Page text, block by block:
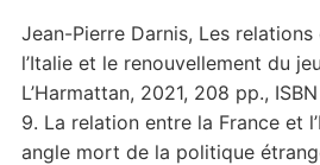
Jean-Pierre Darnis, Les
l’Italie et le renouvellement du
L’Harmattan, 2021, 208 pp.,
9. La relation entre la France et
angle mort de la politique